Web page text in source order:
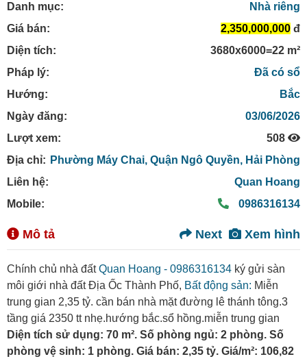
Danh mục:
Nhà riêng
Giá bán:
2,350,000,000 đ
Diện tích:
3680x6000=22 m²
Pháp lý:
Đã có sổ
Hướng:
Bắc
Ngày đăng:
03/06/2026
Lượt xem:
508
Địa chỉ: Phường Máy Chai, Quận Ngô Quyền, Hải Phòng
Liên hệ:
Quan Hoang
Mobile:
0986316134
Mô tả Xem hình
Next
Chính chủ nhà đấtQuan Hoang - 0986316134 ký gửi sàn
môi giới nhà đất Địa Ốc Thành Phố, Bất động sản: Miễn
trung gian 2,35 tỷ. cần bán nhà mặt đường lê thánh tông.3
tầng giá 2350 tt nhẹ.hướng bắc.sổ hồng.miễn trung gian
Diện tích sử dụng: 70 m². Số phòng ngủ: 2 phòng. Số
phòng vệ sinh: 1 phòng. Giá bán: 2,35 tỷ. Giá/m²: 106,82